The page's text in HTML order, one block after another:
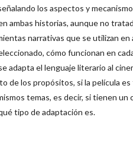
los aspectos y
ambas historias, aunque no
narrativas que se utilizan
cómo funcionan en
adapta el lenguaje literario al
de los propósitos, si la película
temas, es decir, si tienen un
tipo de adaptación es.